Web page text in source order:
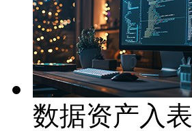
数据资产入表